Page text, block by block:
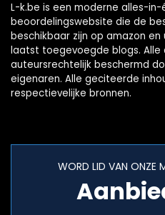
L-k.be is een moderne alles-
beoordelingswebsite die de
beschikbaar zijn op amazon
laatst toegevoegde blogs. Alle
auteursrechtelijk beschermd
eigenaren. Alle geciteerde
respectievelijke bronnen.
WORD LID VAN ONZE